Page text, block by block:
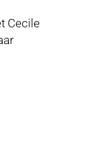
Cecile